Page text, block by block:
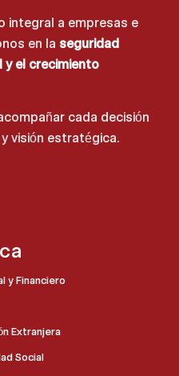
integral a empresas e
en la seguridad
y el crecimiento
cada decisión
visión estratégica.
y Financiero
Extranjera
Social